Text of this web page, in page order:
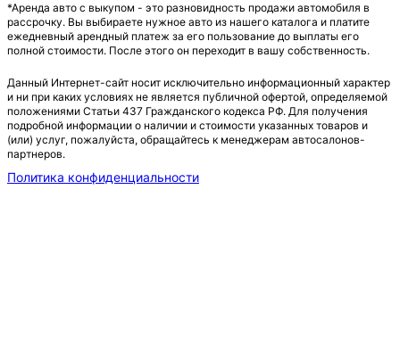
*Аренда авто с выкупом - это разновидность продажи автомобиля в
рассрочку. Вы выбираете нужное авто из нашего каталога и платите
ежедневный арендный платеж за его пользование до выплаты его
полной стоимости. После этого он переходит в вашу собственность.
Данный Интернет-сайт носит исключительно информационный характер
и ни при каких условиях не является публичной офертой, определяемой
положениями Статьи 437 Гражданского кодекса РФ. Для получения
подробной информации о наличии и стоимости указанных товаров и
(или) услуг, пожалуйста, обращайтесь к менеджерам автосалонов-
партнеров.
Политика конфиденциальности